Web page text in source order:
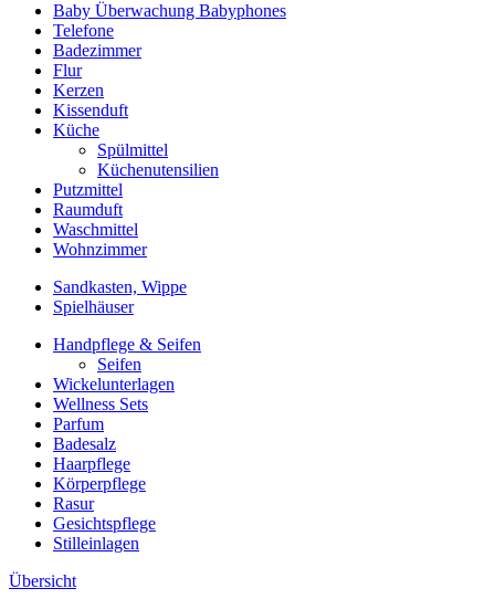
Baby Überwachung Babyphones
Telefone
Badezimmer
Flur
Kerzen
Kissenduft
Küche
Spülmittel
Küchenutensilien
Putzmittel
Raumduft
Waschmittel
Wohnzimmer
Sandkasten, Wippe
Spielhäuser
Handpflege & Seifen
Seifen
Wickelunterlagen
Wellness Sets
Parfum
Badesalz
Haarpflege
Körperpflege
Rasur
Gesichtspflege
Stilleinlagen
Übersicht